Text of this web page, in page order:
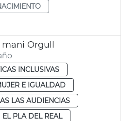
Orgull
INCLUSIVAS
E IGUALDAD
LAS AUDIENCIAS
EL PLA DEL REAL